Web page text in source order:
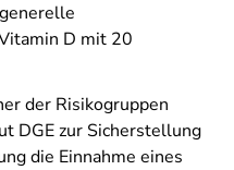
D mit 20
der Risikogruppen
DGE zur Sicherstellung
die Einnahme eines